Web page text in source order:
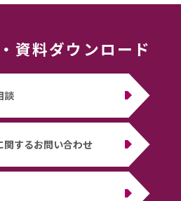
・ 資料ダウンロード
談
関するお問い合わせ